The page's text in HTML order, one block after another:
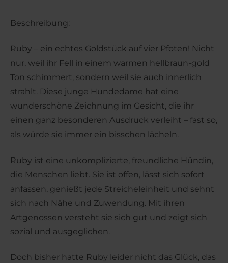
Beschreibung:
Ruby – ein echtes Goldstück auf vier Pfoten! Nicht
nur, weil ihr Fell in einem warmen hellbraun-gold
Ton schimmert, sondern weil sie auch innerlich
strahlt. Diese junge Hundedame hat eine
wunderschöne Zeichnung im Gesicht, die ihr
einen ganz besonderen Ausdruck verleiht – fast so,
als würde sie immer ein bisschen lächeln.
Ruby ist eine unkomplizierte, freundliche Hündin,
die Menschen liebt. Sie ist offen, lässt sich sofort
anfassen, genießt jede Streicheleinheit und sehnt
sich nach Nähe und Zuwendung. Mit ihren
Artgenossen versteht sie sich gut und zeigt sich
sozial und ausgeglichen.
Doch bisher hatte Ruby leider nicht das Glück, das